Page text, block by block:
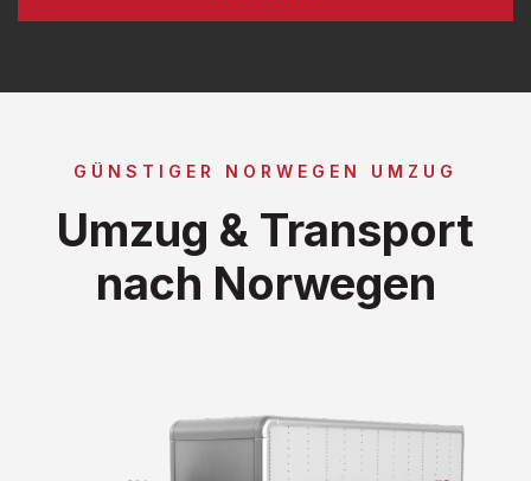
GÜNSTIGER NORWEGEN UMZUG
Umzug & Transport
nach Norwegen